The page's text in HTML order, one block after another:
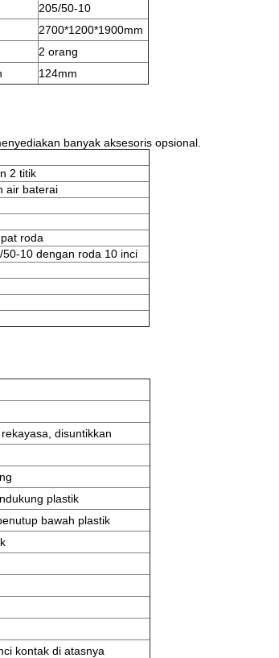
205/50-10
2700*1200*1900mm
2 orang
124mm
banyak aksesoris opsional.
2 titik
air baterai
roda
50-10 dengan roda 10 inci
disuntikkan
plastik
bawah plastik
kontak di atasnya